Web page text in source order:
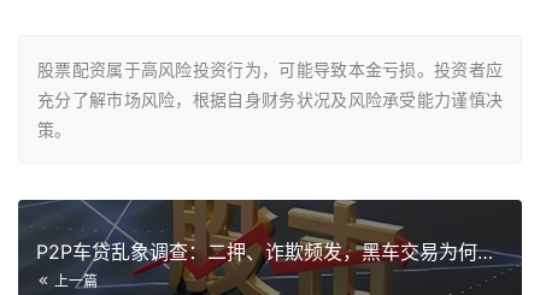
股票配资属于高风险投资行为，可能导致本金亏损。投资者应
充分了解市场风险，根据自身财务状况及风险承受能力谨慎决
策。
P2P车贷乱象调查：二押、诈欺频发，黑车交易为何屡禁不止？
上一篇